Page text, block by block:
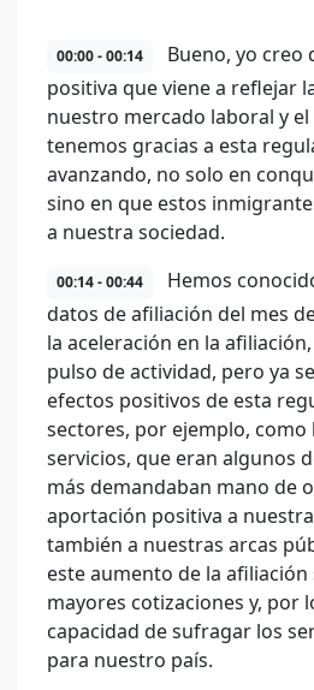
00:00 - 00:14
Bueno, yo creo
positiva que viene a reflejar
nuestro mercado laboral y
tenemos gracias a esta
avanzando, no solo en
sino en que estos
a nuestra sociedad.
00:14 - 00:44
Hemos
datos de afiliación del mes
la aceleración en la
pulso de actividad, pero ya
efectos positivos de esta
sectores, por ejemplo,
servicios, que eran algunos
más demandaban mano de
aportación positiva a
también a nuestras arcas
este aumento de la
mayores cotizaciones y, por
capacidad de sufragar los
para nuestro país.